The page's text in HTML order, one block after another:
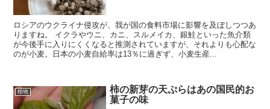
ロシアのウクライナ侵攻が、我が国の食料市場に影響を及ぼしつつあ
りますね。 イクラやウニ、カニ、スルメイカ、銀鮭といった魚介類
が今後手に入りにくくなると推測されていますが、それよりも心配な
のが小麦。日本の小麦自給率は13％に過ぎず、小麦生産...
植物
柿の新芽の天ぷらはあの国民的お
菓子の味